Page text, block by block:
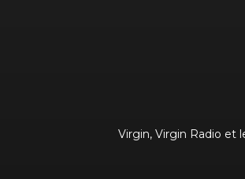
Virgin, Virgin Radio et